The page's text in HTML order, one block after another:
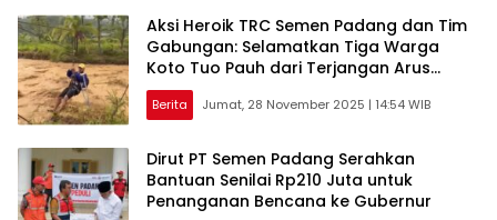
Aksi Heroik TRC Semen Padang dan Tim
Gabungan: Selamatkan Tiga Warga
Koto Tuo Pauh dari Terjangan Arus
Batang Kuranji
Berita Jumat, 28 November 2025 | 14:54 WIB
Dirut PT Semen Padang Serahkan
Bantuan Senilai Rp210 Juta untuk
Penanganan Bencana ke Gubernur